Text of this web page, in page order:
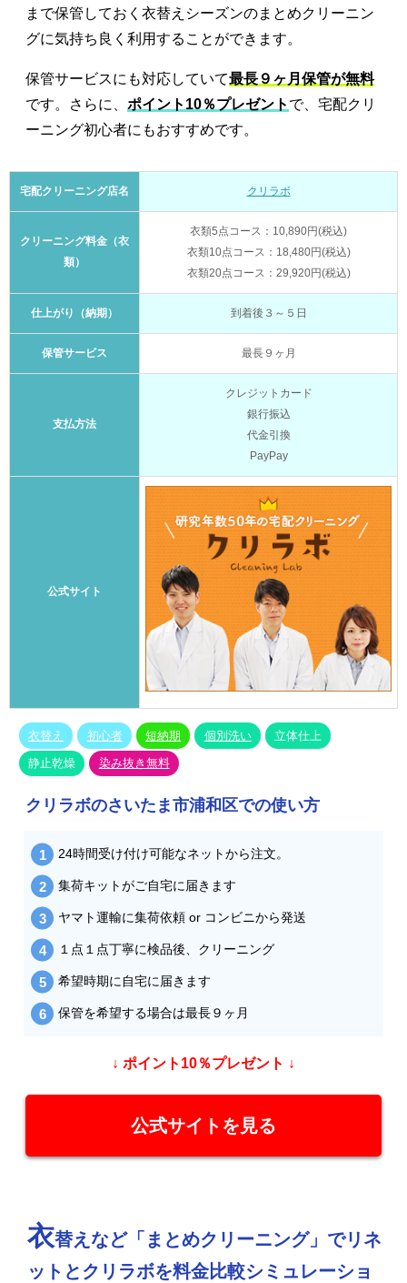
まで保管しておく衣替えシーズンのまとめクリーニン
グに気持ち良く利用することができます。
保管サービスにも対応していて最長９ヶ月保管が無料
です。さらに、 ポイント10％プレゼント で、宅配クリ
ーニング初心者にもおすすめです。
宅配クリーニング店名 クリラボ
クリーニング料金（衣
類）
衣類5点コース：10,890円(税込)
衣類10点コース：18,480円(税込)
衣類20点コース：29,920円(税込)
仕上がり（納期） 到着後３～５日
保管サービス 最長９ヶ月
支払方法
クレジットカード
銀行振込
代金引換
PayPay
公式サイト
衣替え 初心者 短納期 個別洗い 立体仕上
静止乾燥 染み抜き無料
クリラボのさいたま市浦和区での使い方
24時間受け付け可能なネットから注文。
集荷キットがご自宅に届きます
ヤマト運輸に集荷依頼 or コンビニから発送
１点１点丁寧に検品後、クリーニング
希望時期に自宅に届きます
保管を希望する場合は最長９ヶ月
↓ ポイント10％プレゼント ↓
公式サイトを見る
衣替えなど「まとめクリーニング」でリネ
ットとクリラボを料金比較シミュレーショ